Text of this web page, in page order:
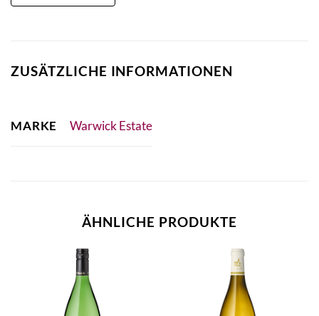
ZUSÄTZLICHE INFORMATIONEN
MARKE Warwick Estate
ÄHNLICHE PRODUKTE